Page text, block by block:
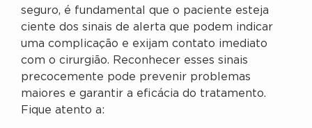
seguro, é fundamental que o paciente esteja
ciente dos sinais de alerta que podem indicar
uma complicação e exijam contato imediato
com o cirurgião. Reconhecer esses sinais
precocemente pode prevenir problemas
maiores e garantir a eficácia do tratamento.
Fique atento a: